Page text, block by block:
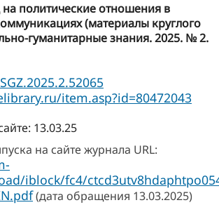
на политические отношения в
(материалы круглого
гуманитарные знания. 2025. № 2.
item.asp?id=80472043
13.03.25
на сайте журнала URL:
iblock/fc4/
(дата обращения 13.03.2025)